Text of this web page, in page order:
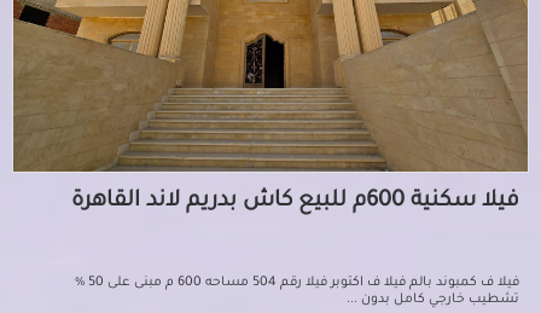
فيلا سكنية 600م للبيع كاش بدريم لاند القاهرة
فيلا ف كمبوند بالم فيلا ف اكتوبر فيلا رقم 504 مساحه 600 م مبنى على 50 %
تشطيب خارجي كامل بدون ...